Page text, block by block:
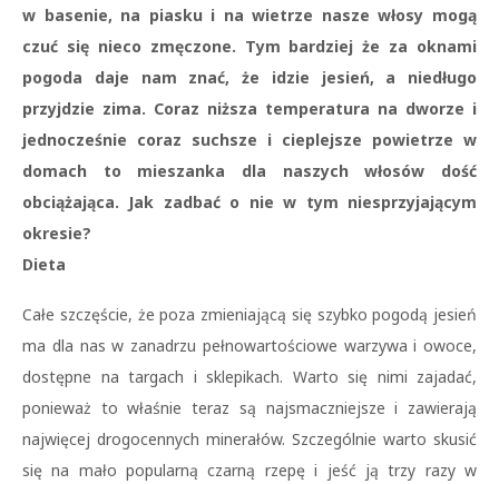
w basenie, na piasku i na wietrze nasze włosy mogą
czuć się nieco zmęczone. Tym bardziej że za oknami
pogoda daje nam znać, że idzie jesień, a niedługo
przyjdzie zima. Coraz niższa temperatura na dworze i
jednocześnie coraz suchsze i cieplejsze powietrze w
domach to mieszanka dla naszych włosów dość
obciążająca. Jak zadbać o nie w tym niesprzyjającym
okresie?
Dieta
Całe szczęście, że poza zmieniającą się szybko pogodą jesień
ma dla nas w zanadrzu pełnowartościowe warzywa i owoce,
dostępne na targach i sklepikach. Warto się nimi zajadać,
ponieważ to właśnie teraz są najsmaczniejsze i zawierają
najwięcej drogocennych minerałów. Szczególnie warto skusić
się na mało popularną czarną rzepę i jeść ją trzy razy w